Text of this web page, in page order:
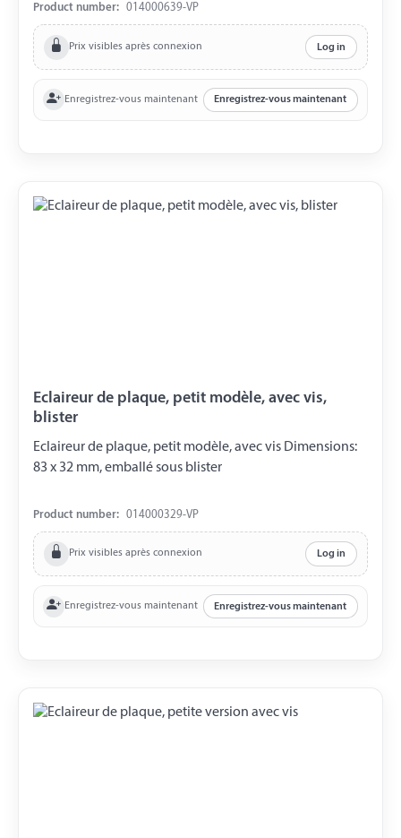
Product number: 014000639-VP
Prix visibles après connexion Log in
Enregistrez-vous maintenant Enregistrez-vous maintenant
Eclaireur de plaque, petit modèle, avec vis,
blister
Eclaireur de plaque, petit modèle, avec vis Dimensions:
83 x 32 mm, emballé sous blister
Product number: 014000329-VP
Prix visibles après connexion Log in
Enregistrez-vous maintenant Enregistrez-vous maintenant